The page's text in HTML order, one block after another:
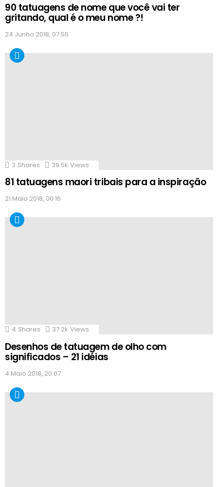
90 tatuagens de nome que você vai ter
gritando, qual é o meu nome ?!
24 Junho 2018, 07:55
3 Shares 39.5k Views
81 tatuagens maori tribais para a inspiração
21 Maio 2018, 00:16
4 Shares 37.2k Views
Desenhos de tatuagem de olho com
significados – 21 idéias
4 Maio 2018, 20:07